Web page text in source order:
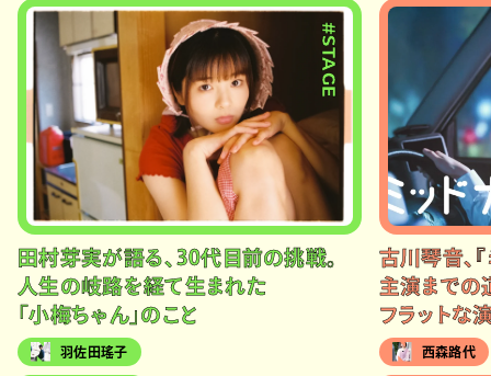
#STAGE
田村芽実が語る、30代目前の挑戦。
人生の岐路を経て生まれた
「小梅ちゃん」のこと
羽佐田瑤子
古川琴音、
主演までの
フラットな
西森路代